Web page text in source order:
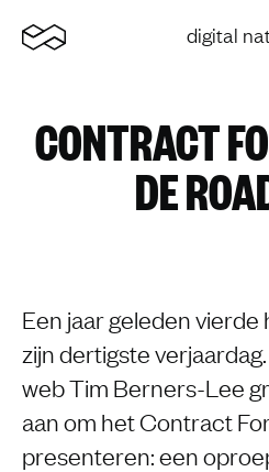
Home digital
CONTRACT
DE
Een jaar geleden
zijn dertigste
web Tim Berners-Lee
aan om het Contract
presenteren: een